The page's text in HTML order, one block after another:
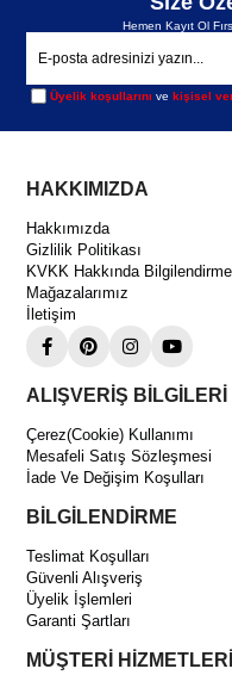
Yüksek kapasiteli
VRF ve ticari klima
Soğuk oda
Yüksek kapasiteli
Sağlam ve sızdırmaz
Uzun ömürlü bakır
Profesyonel tesisat
Hemen Kayıt Ol
Üyelik koşullarını vekişisel
HAKKIMIZDA
Hakkımızda
Gizlilik Politikası
KVKK Hakkında Bilgilendirme
Mağazalarımız
İletişim
ALIŞVERİŞ BİLGİLERİ
Çerez(Cookie) Kullanımı
Mesafeli Satış Sözleşmesi
İade Ve Değişim Koşulları
BİLGİLENDİRME
Teslimat Koşulları
Güvenli Alışveriş
Üyelik İşlemleri
Garanti Şartları
MÜŞTERİ HİZMETLERİ